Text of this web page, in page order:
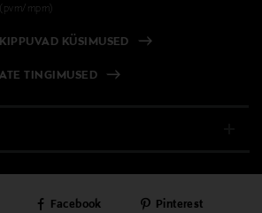
Parfum, Cetrimonium Chloride,
Glycol, Hexyl Cinnamal
mpm)
KÜSIMUSED
TINGIMUSED
Facebook Pinterest